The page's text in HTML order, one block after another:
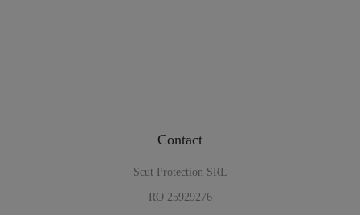
Contact
Scut Protection SRL
RO 25929276